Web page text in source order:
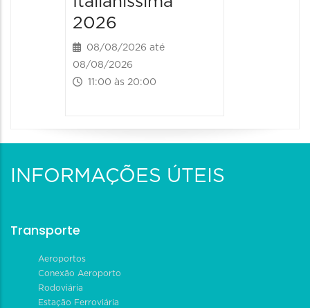
2026
08/08/2026 até
08/08/2026
11:00 às 20:00
INFORMAÇÕES ÚTEIS
Transporte
Aeroportos
Conexão Aeroporto
Rodoviária
Estação Ferroviária